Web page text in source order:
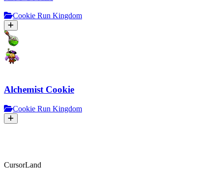
Cookie Run Kingdom
Alchemist Cookie
Cookie Run Kingdom
CursorLand